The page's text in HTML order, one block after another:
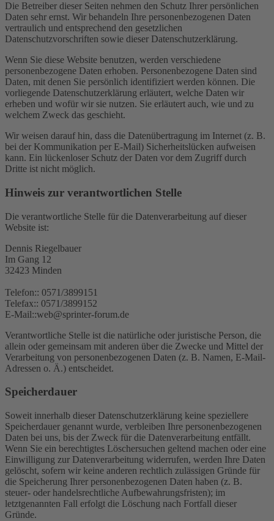
Die Betreiber dieser Seiten nehmen den Schutz Ihrer persönlichen
Daten sehr ernst. Wir behandeln Ihre personenbezogenen Daten
vertraulich und entsprechend den gesetzlichen
Datenschutzvorschriften sowie dieser Datenschutzerklärung.
Wenn Sie diese Website benutzen, werden verschiedene
personenbezogene Daten erhoben. Personenbezogene Daten sind
Daten, mit denen Sie persönlich identifiziert werden können. Die
vorliegende Datenschutzerklärung erläutert, welche Daten wir
erheben und wofür wir sie nutzen. Sie erläutert auch, wie und zu
welchem Zweck das geschieht.
Wir weisen darauf hin, dass die Datenübertragung im Internet (z. B.
bei der Kommunikation per E-Mail) Sicherheitslücken aufweisen
kann. Ein lückenloser Schutz der Daten vor dem Zugriff durch
Dritte ist nicht möglich.
Hinweis zur verantwortlichen Stelle
Die verantwortliche Stelle für die Datenverarbeitung auf dieser
Website ist:
Dennis Riegelbauer
Im Gang 12
32423 Minden
Telefon:: 0571/3899151
Telefax:: 0571/3899152
E-Mail::web@sprinter-forum.de
Verantwortliche Stelle ist die natürliche oder juristische Person, die
allein oder gemeinsam mit anderen über die Zwecke und Mittel der
Verarbeitung von personenbezogenen Daten (z. B. Namen, E-Mail-
Adressen o. Ä.) entscheidet.
Speicherdauer
Soweit innerhalb dieser Datenschutzerklärung keine speziellere
Speicherdauer genannt wurde, verbleiben Ihre personenbezogenen
Daten bei uns, bis der Zweck für die Datenverarbeitung entfällt.
Wenn Sie ein berechtigtes Löschersuchen geltend machen oder eine
Einwilligung zur Datenverarbeitung widerrufen, werden Ihre Daten
gelöscht, sofern wir keine anderen rechtlich zulässigen Gründe für
die Speicherung Ihrer personenbezogenen Daten haben (z. B.
steuer- oder handelsrechtliche Aufbewahrungsfristen); im
letztgenannten Fall erfolgt die Löschung nach Fortfall dieser
Gründe.